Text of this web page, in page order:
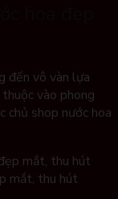
đến vô vàn lựa
vào phong
chủ shop nước hoa
mắt, thu hút